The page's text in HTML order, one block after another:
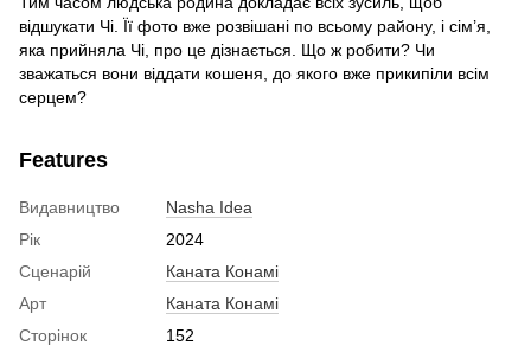
відшукати Чі. Її фото вже розвішані по всьому району, і сім’я,
яка прийняла Чі, про це дізнається. Що ж робити? Чи
зважаться вони віддати кошеня, до якого вже прикипіли всім
серцем?
Features
Видавництво
Nasha Idea
Рік
2024
Сценарій
Каната Конамі
Арт
Каната Конамі
Сторінок
152